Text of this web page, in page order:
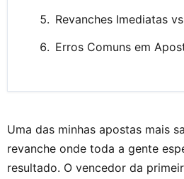
Revanches Imediatas
Erros Comuns em
Uma das minhas apostas mais
revanche onde toda a gente
resultado. O vencedor da